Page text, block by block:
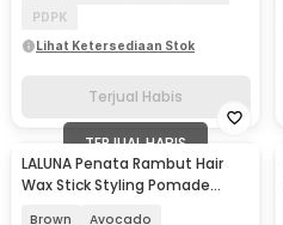
PDPK
Lihat Ketersediaan Stok
Terjual Habis
TERJUAL HABIS
LALUNA Penata Rambut Hair
Wax Stick Styling Pomade
Brown Avocado